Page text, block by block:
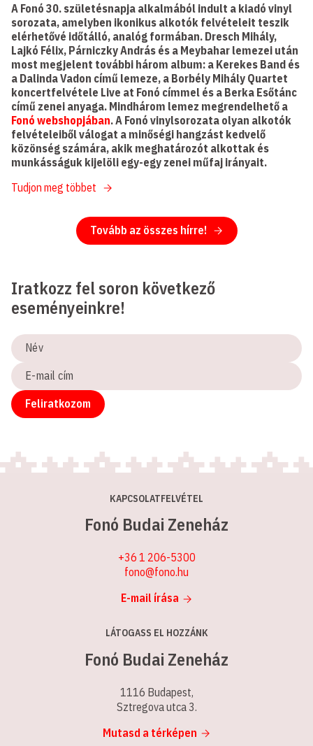
A Fonó 30. születésnapja alkalmából indult a kiadó vinyl
sorozata, amelyben ikonikus alkotók felvételeit teszik
elérhetővé időtálló, analóg formában. Dresch Mihály,
Lajkó Félix, Párniczky András és a Meybahar lemezei után
most megjelent további három album: a Kerekes Band és
a Dalinda Vadon című lemeze, a Borbély Mihály Quartet
koncertfelvétele Live at Fonó címmel és a Berka Esőtánc
című zenei anyaga. Mindhárom lemez megrendelhető a
Fonó webshopjában. A Fonó vinylsorozata olyan alkotók
felvételeiből válogat a minőségi hangzást kedvelő
közönség számára, akik meghatározót alkottak és
munkásságuk kijelöli egy-egy zenei műfaj irányait.
Tudjon meg többet
Tovább az összes hírre!
Iratkozz fel soron következő
eseményeinkre!
Név
E-
mail
cím
Feliratkozom
KAPCSOLATFELVÉTEL
Fonó Budai Zeneház
+36 1 206-5300
fono@fono.hu
E-mail írása
LÁTOGASS EL HOZZÁNK
Fonó Budai Zeneház
1116 Budapest,
Sztregova utca 3.
Mutasd a térképen